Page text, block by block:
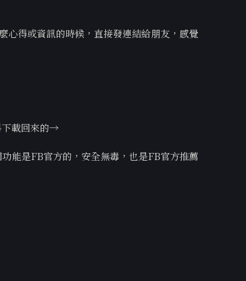
心得或資訊的時候，直接發連結給朋友，感覺
下載回來的→
能是FB官方的，安全無毒，也是FB官方推薦